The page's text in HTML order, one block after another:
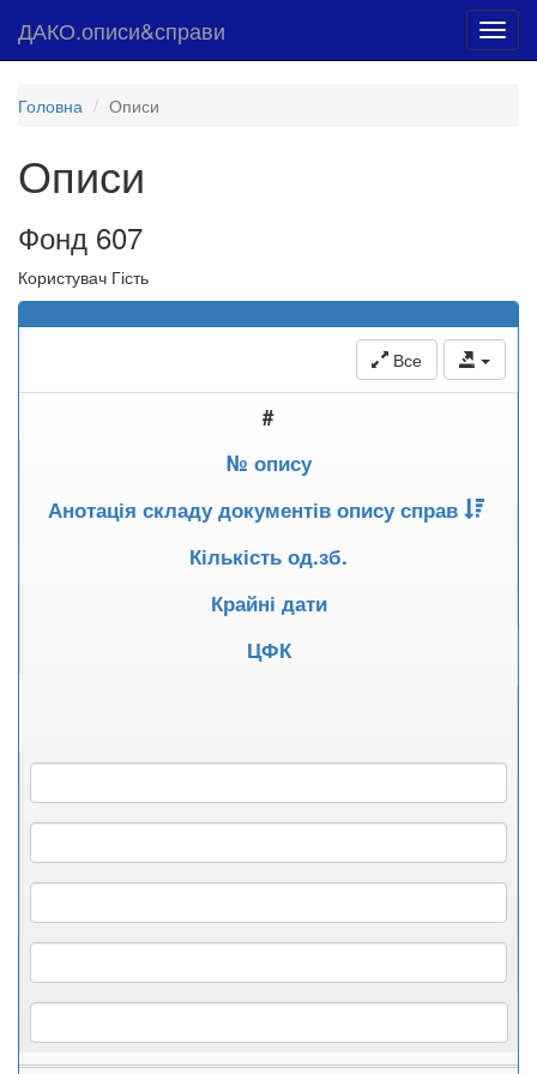
ДАКО.описи&справи
Головна Описи
Описи
Фонд 607
Користувач Гість
Все
#
№ опису
Анотація складу документів опису справ
Кількість од.зб.
Крайні дати
ЦФК